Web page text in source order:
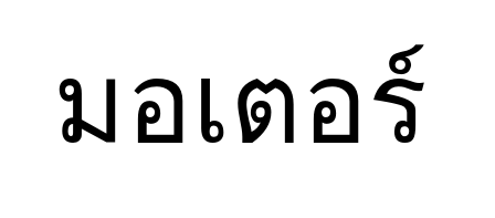
มอเตอร์